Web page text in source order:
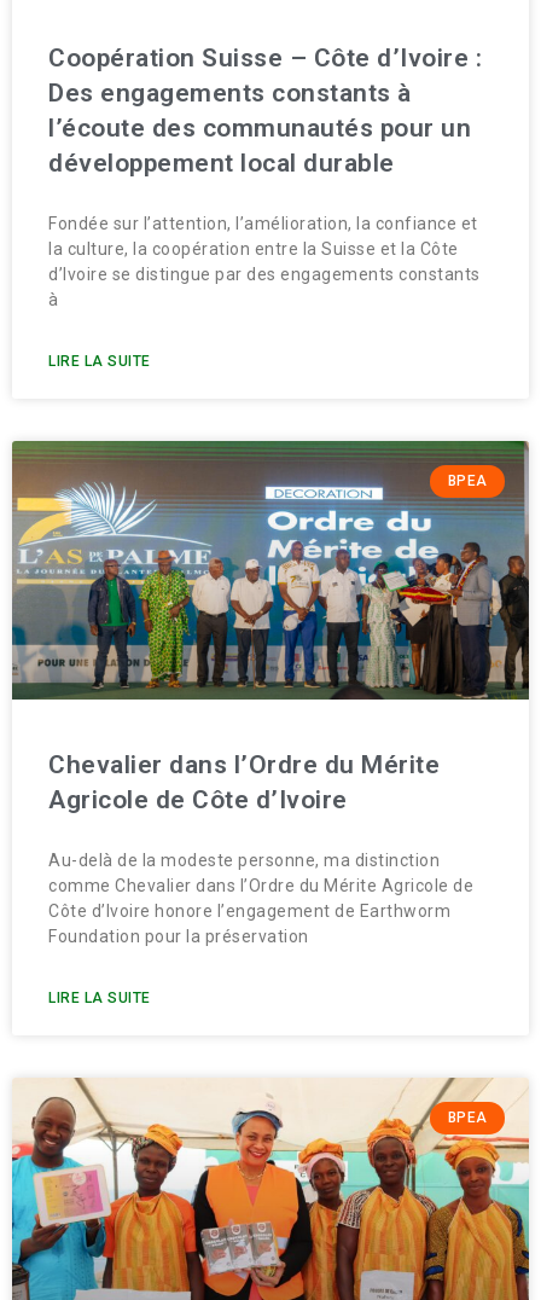
Coopération Suisse – Côte d’Ivoire :
Des engagements constants à
l’écoute des communautés pour un
développement local durable
Fondée sur l’attention, l’amélioration, la confiance et
la culture, la coopération entre la Suisse et la Côte
d’Ivoire se distingue par des engagements constants
à
LIRE LA SUITE
BPEA
Chevalier dans l’Ordre du Mérite
Agricole de Côte d’Ivoire
Au-delà de la modeste personne, ma distinction
comme Chevalier dans l’Ordre du Mérite Agricole de
Côte d’Ivoire honore l’engagement de Earthworm
Foundation pour la préservation
LIRE LA SUITE
BPEA